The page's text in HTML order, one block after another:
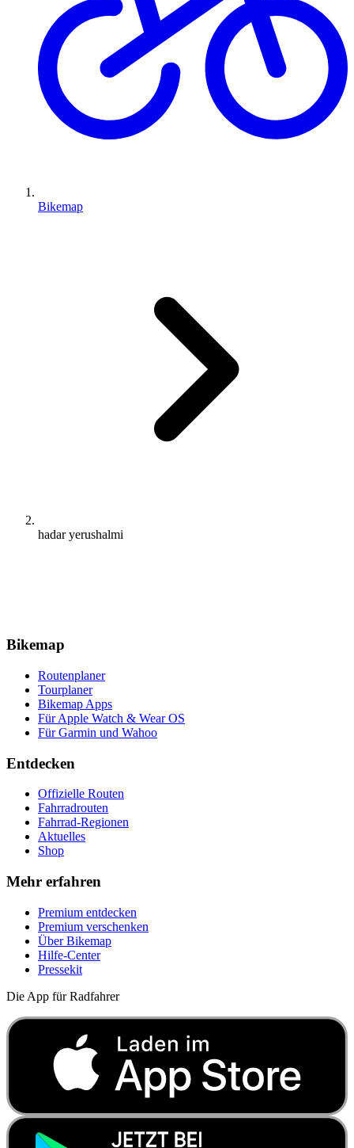
Bikemap
hadar yerushalmi
Bikemap
Routenplaner
Tourplaner
Bikemap Apps
Für Apple Watch & Wear OS
Für Garmin und Wahoo
Entdecken
Offizielle Routen
Fahrradrouten
Fahrrad-Regionen
Aktuelles
Shop
Mehr erfahren
Premium entdecken
Premium verschenken
Über Bikemap
Hilfe-Center
Pressekit
Die App für Radfahrer